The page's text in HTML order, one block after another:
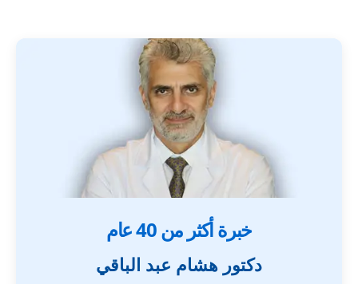
خبرة أكثر من 40 عام
دكتور هشام عبد الباقي